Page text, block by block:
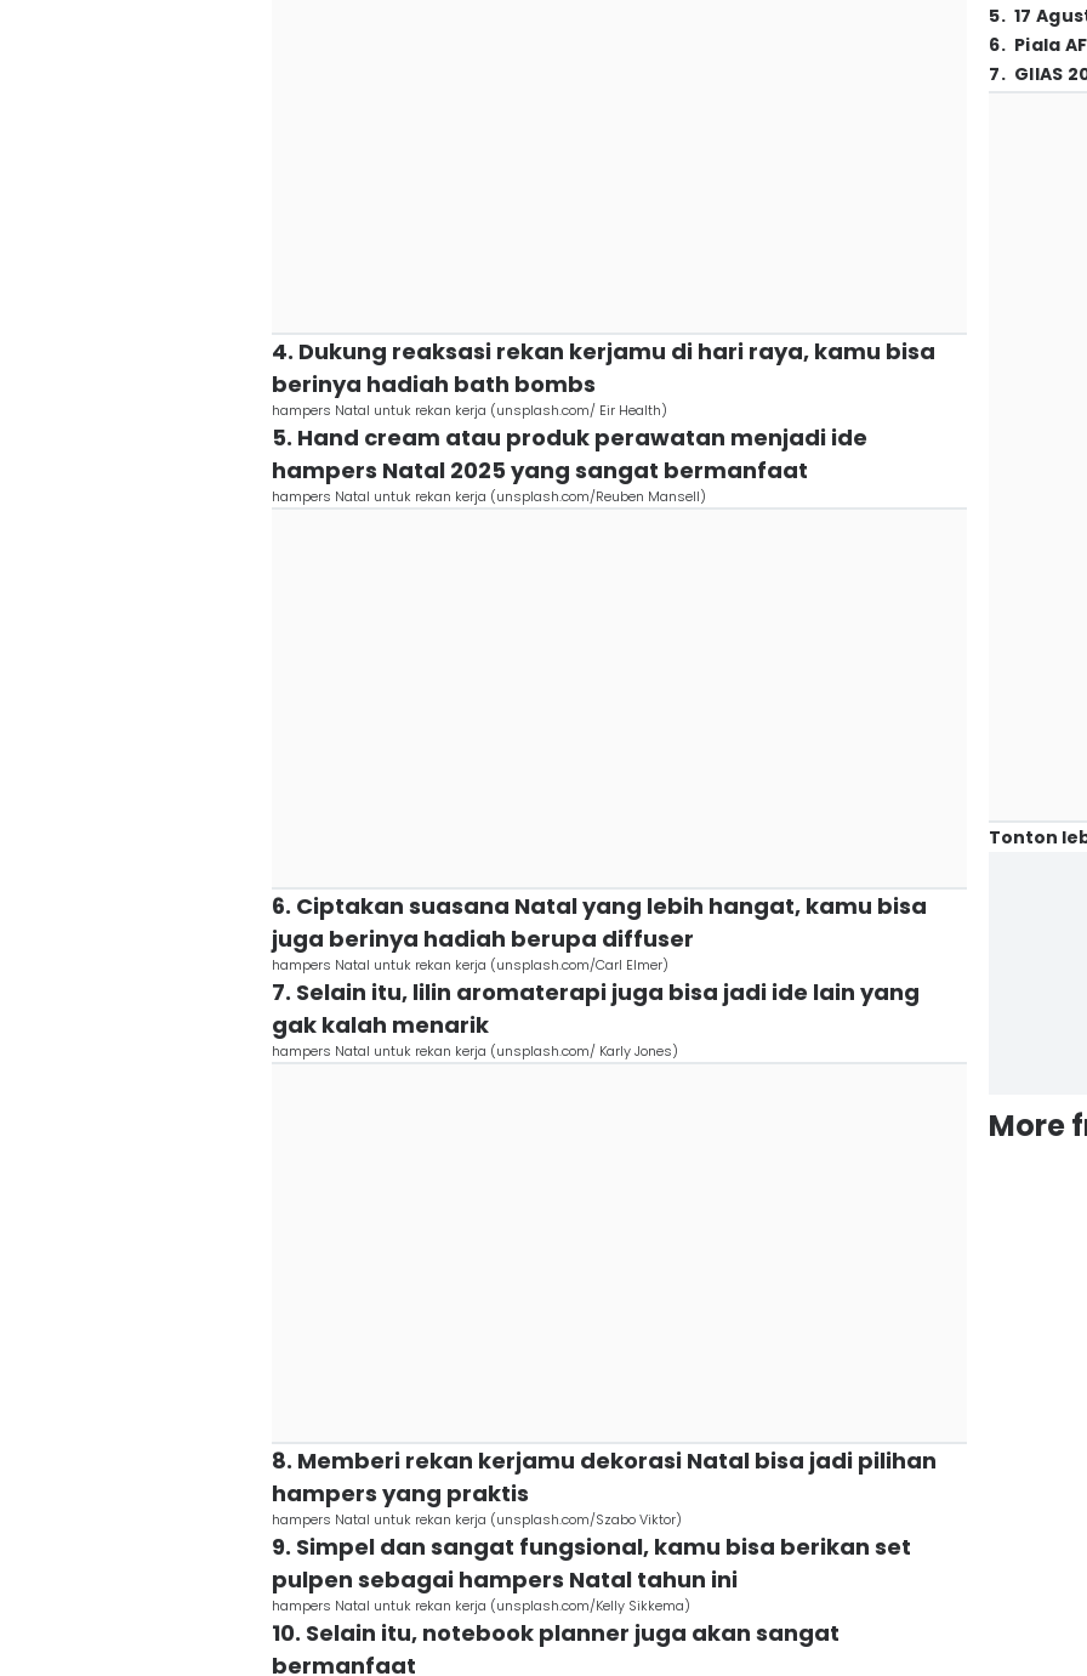
4. Dukung reaksasi rekan kerjamu di hari raya, kamu bisa
berinya hadiah bath bombs
hampers Natal untuk rekan kerja (unsplash.com/ Eir Health)
5. Hand cream atau produk perawatan menjadi ide
hampers Natal 2025 yang sangat bermanfaat
hampers Natal untuk rekan kerja (unsplash.com/Reuben Mansell)
6. Ciptakan suasana Natal yang lebih hangat, kamu bisa
juga berinya hadiah berupa diffuser
hampers Natal untuk rekan kerja (unsplash.com/Carl Elmer)
7. Selain itu, lilin aromaterapi juga bisa jadi ide lain yang
gak kalah menarik
hampers Natal untuk rekan kerja (unsplash.com/ Karly Jones)
8. Memberi rekan kerjamu dekorasi Natal bisa jadi pilihan
hampers yang praktis
hampers Natal untuk rekan kerja (unsplash.com/Szabo Viktor)
9. Simpel dan sangat fungsional, kamu bisa berikan set
pulpen sebagai hampers Natal tahun ini
hampers Natal untuk rekan kerja (unsplash.com/Kelly Sikkema)
10. Selain itu, notebook planner juga akan sangat
bermanfaat
5. 17
6. Piala
7. GIIAS
Tonton
More